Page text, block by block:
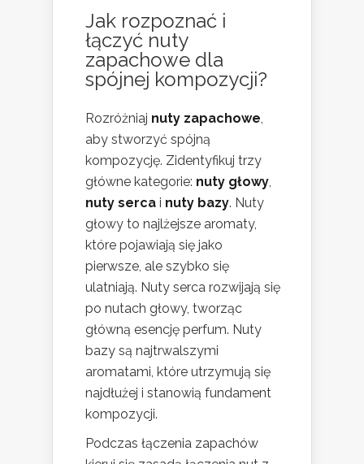
Jak rozpoznać i
łączyć nuty
zapachowe dla
spójnej kompozycji?
Rozróżniaj nuty zapachowe,
aby stworzyć spójną
kompozycję. Zidentyfikuj trzy
główne kategorie: nuty głowy,
nuty serca i nuty bazy. Nuty
głowy to najlżejsze aromaty,
które pojawiają się jako
pierwsze, ale szybko się
ulatniają. Nuty serca rozwijają się
po nutach głowy, tworząc
główną esencję perfum. Nuty
bazy są najtrwalszymi
aromatami, które utrzymują się
najdłużej i stanowią fundament
kompozycji.
Podczas łączenia zapachów